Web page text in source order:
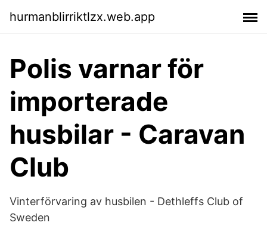
hurmanblirriktlzx.web.app
Polis varnar för
importerade
husbilar - Caravan
Club
Vinterförvaring av husbilen - Dethleffs Club of
Sweden